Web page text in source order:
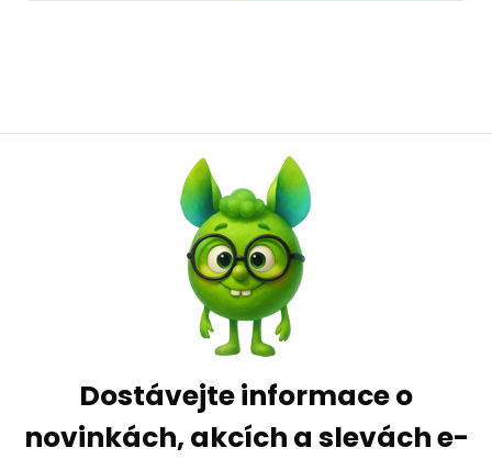
Dostávejte informace o
novinkách, akcích a slevách e-